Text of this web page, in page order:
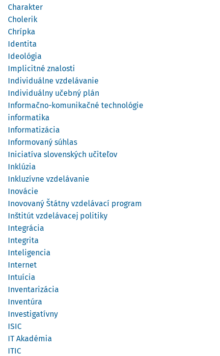
Charakter
Cholerik
Chrípka
Identita
Ideológia
Implicitné znalosti
Individuálne vzdelávanie
Individuálny učebný plán
Informačno-komunikačné technológie
informatika
Informatizácia
Informovaný súhlas
Iniciatíva slovenských učiteľov
Inklúzia
Inkluzívne vzdelávanie
Inovácie
Inovovaný Štátny vzdelávací program
Inštitút vzdelávacej politiky
Integrácia
Integrita
Inteligencia
Internet
Intuícia
Inventarizácia
Inventúra
Investigatívny
ISIC
IT Akadémia
ITIC